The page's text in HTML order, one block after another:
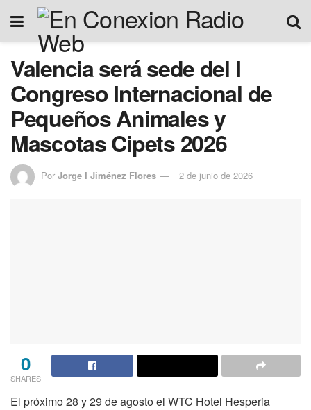
Valencia será sede del I
Congreso Internacional de
Pequeños Animales y
Mascotas Cipets 2026
Por Jorge I Jiménez Flores 2 de junio de 2026
0
SHARES
El próximo 28 y 29 de agosto el WTC Hotel Hesperia